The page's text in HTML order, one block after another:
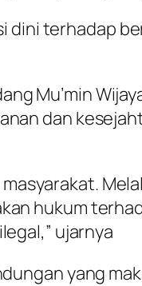
dini terhadap
Mu’min
dan
hukum
ujarnya
yang